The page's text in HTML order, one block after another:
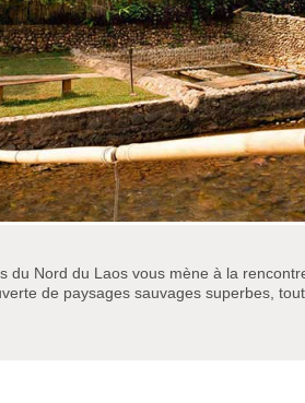
du Nord du Laos vous mène à la
de paysages sauvages superbes,